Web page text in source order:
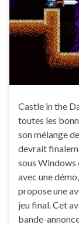
Castle in the
toutes les
son mélange
devrait
sous
avec une
propose une
jeu final. Cet
bande-